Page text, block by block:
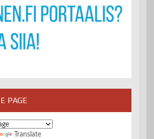
PAGE
Translate